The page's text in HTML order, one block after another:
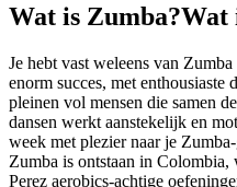
Wat is Zumba?Wat
Je hebt vast weleens van
enorm succes, met enthousiaste
pleinen vol mensen die samen
dansen werkt aanstekelijk en
week met plezier naar je
Zumba is ontstaan in
Perez aerobics-achtige